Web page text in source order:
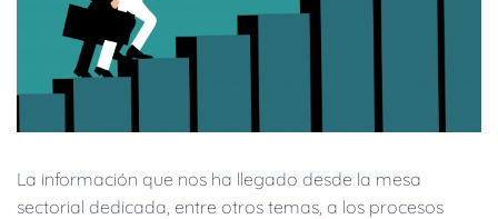
La información que nos ha llegado desde la mesa
sectorial dedicada, entre otros temas, a los procesos